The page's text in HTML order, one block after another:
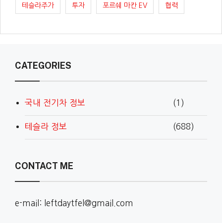
테슬라주가 투자 포르쉐 마칸 EV 협력
CATEGORIES
국내 전기차 정보 (1)
테슬라 정보 (688)
CONTACT ME
e-mail: leftdaytfel@gmail.com